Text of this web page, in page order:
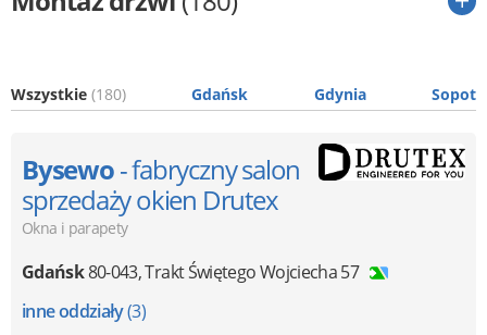
Wszystkie (180) Gdańsk Gdynia Sopot
Bysewo- fabryczny salon
sprzedaży okien Drutex
Okna i parapety
Gdańsk80-043,Trakt Świętego Wojciecha 57
inne oddziały(3)